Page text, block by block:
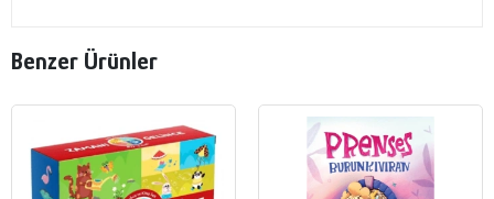
Benzer Ürünler